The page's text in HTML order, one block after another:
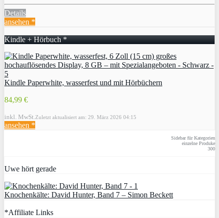
Details
ansehen *
Kindle + Hörbuch *
Kindle Paperwhite, wasserfest und mit Hörbüchern
84,99 €
inkl. MwSt. Zuletzt aktualisiert am: 29. März 2026 04:15
ansehen *
Sidebar für Kategorien
einzelne Produke
300
Uwe hört gerade
Knochenkälte: David Hunter, Band 7 – Simon Beckett
*Affiliate Links